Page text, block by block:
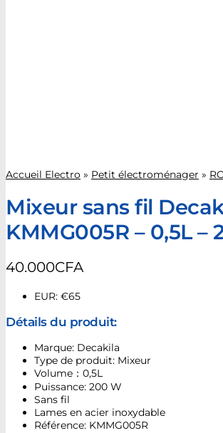
Accueil Electro » Petit électroménager »
Mixeur sans fil
KMMG005R – 0,5L –
40.000CFA
EUR: €65
Détails du produit:
Marque: Decakila
Type de produit: Mixeur
Volume：0,5L
Puissance: 200 W
Sans fil
Lames en acier inoxydable
Référence: KMMG005R